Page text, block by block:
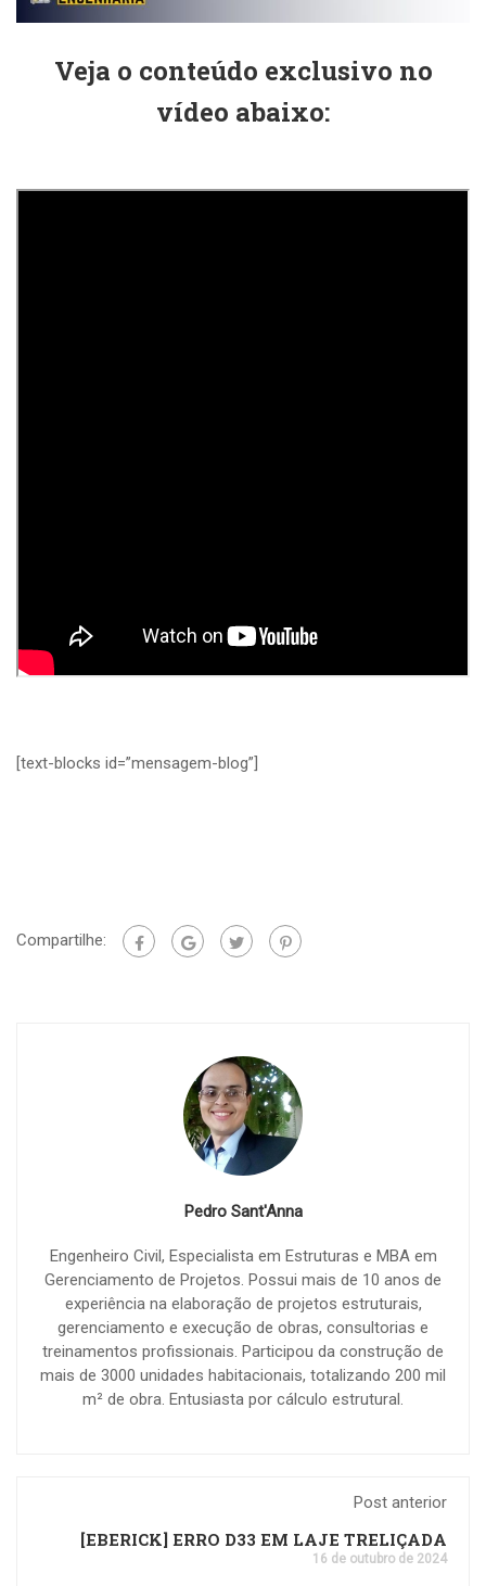
Veja o conteúdo exclusivo no
vídeo abaixo:
[text-blocks id=”mensagem-blog”]
Compartilhe:
Pedro Sant'Anna
Engenheiro Civil, Especialista em Estruturas e MBA em
Gerenciamento de Projetos. Possui mais de 10 anos de
experiência na elaboração de projetos estruturais,
gerenciamento e execução de obras, consultorias e
treinamentos profissionais. Participou da construção de
mais de 3000 unidades habitacionais, totalizando 200 mil
m² de obra. Entusiasta por cálculo estrutural.
Post anterior
[EBERICK] ERRO D33 EM LAJE TRELIÇADA
16 de outubro de 2024